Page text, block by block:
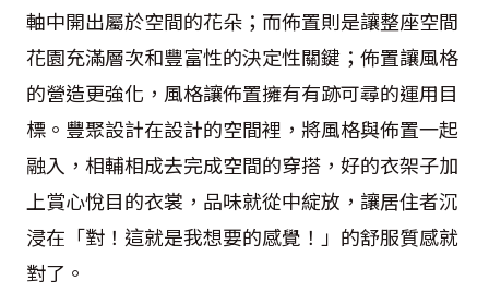
軸中開出屬於空間的花朵；而佈置則是讓整座空間
花園充滿層次和豐富性的決定性關鍵；佈置讓風格
的營造更強化，風格讓佈置擁有有跡可尋的運用目
標。豐聚設計在設計的空間裡，將風格與佈置一起
融入，相輔相成去完成空間的穿搭，好的衣架子加
上賞心悅目的衣裳，品味就從中綻放，讓居住者沉
浸在「對！這就是我想要的感覺！」的舒服質感就
對了。